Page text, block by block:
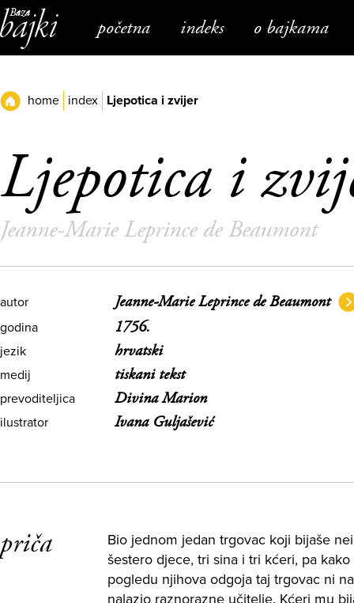
Napominjemo:
Ova
web
stranica
uključuje
početna indeks o bajkama
home index Ljepotica i zvijer
Ljepotica i
Jeanne-Marie Leprince de Beaumont
autor Jeanne-Marie Leprince de Beaumont
godina 1756.
jezik hrvatski
medij tiskani tekst
prevoditeljica Divina Marion
ilustrator Ivana Guljašević
priča
Bio jednom jedan trgovac koji bijaše
šestero djece, tri sina i tri kćeri, pa
pogledu njihova odgoja taj trgovac ni
nalazio raznorazne učitelje. Kćeri mu